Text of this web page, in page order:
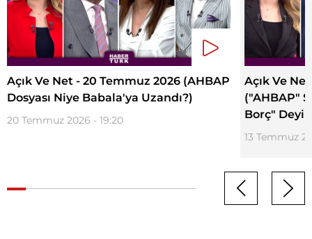
Açık Ve Net - 20 Temmuz 2026 (AHBAP
Dosyası Niye Babala'ya Uzandı?)
20 Temmuz 2026 - 19:20
Açık Ve
("AHBAP"
Borç"
13 Temmuz